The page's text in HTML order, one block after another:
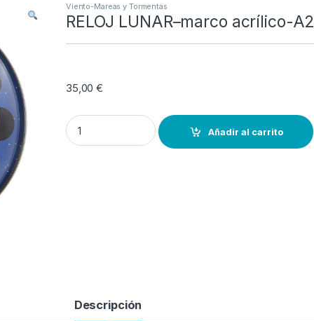
Viento-Mareas y Tormentas
RELOJ LUNAR–marco acrílico-A2
35,00€
RELOJ LUNAR--marco acrílico-A2 quantity
Añadir al carrito
Descripción